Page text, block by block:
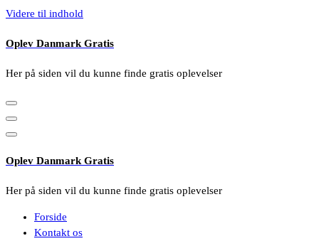
Videre til indhold
Oplev Danmark Gratis
Her på siden vil du kunne finde gratis oplevelser
Oplev Danmark Gratis
Her på siden vil du kunne finde gratis oplevelser
Forside
Kontakt os